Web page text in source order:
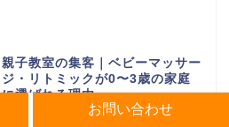
親子教室の集客｜ベビーマッサー
ジ・リトミックが0〜3歳の家庭
に選ばれる理由
お問い合わせ